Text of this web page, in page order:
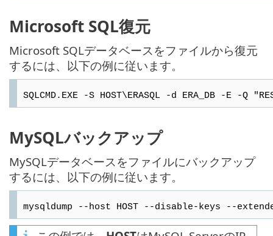
Microsoft SQL復元
Microsoft SQLデータベースをファイルから復元
するには、以下の例に従います。
SQLCMD.EXE -S HOST\ERASQL -d ERA_DB -E -Q
MySQLバックアップ
MySQLデータベースをファイルにバックアップ
するには、以下の例に従います。
mysqldump --host HOST --disable-keys --